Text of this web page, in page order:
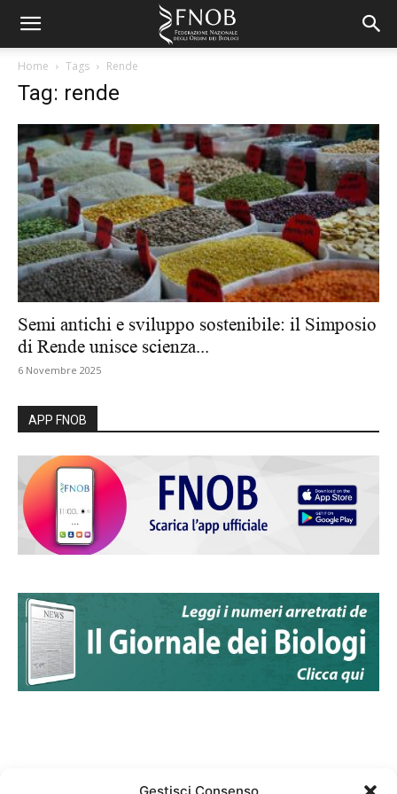
Home Tags Rende
Tag: rende
Semi antichi e sviluppo sostenibile: il Simposio
di Rende unisce scienza...
6 Novembre 2025
APP FNOB